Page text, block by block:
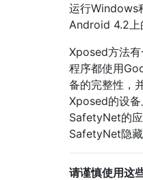
运行Windows
Android 4.2上
Xposed方法
程序都使用
备的完整性，
Xposed的设
SafetyNet的
SafetyNet隐藏
请谨慎使用这